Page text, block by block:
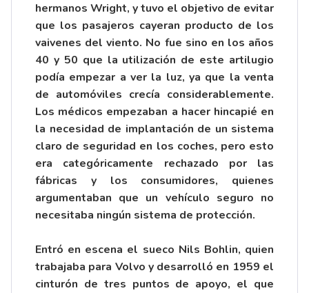
hermanos Wright, y tuvo el objetivo de evitar
que los pasajeros cayeran producto de los
vaivenes del viento. No fue sino en los años
40 y 50 que la utilización de este artilugio
podía empezar a ver la luz, ya que la venta
de automóviles crecía considerablemente.
Los médicos empezaban a hacer hincapié en
la necesidad de implantación de un sistema
claro de seguridad en los coches, pero esto
era categóricamente rechazado por las
fábricas y los consumidores, quienes
argumentaban que un vehículo seguro no
necesitaba ningún sistema de protección.
Entró en escena el sueco Nils Bohlin, quien
trabajaba para Volvo y desarrolló en 1959 el
cinturón de tres puntos de apoyo, el que